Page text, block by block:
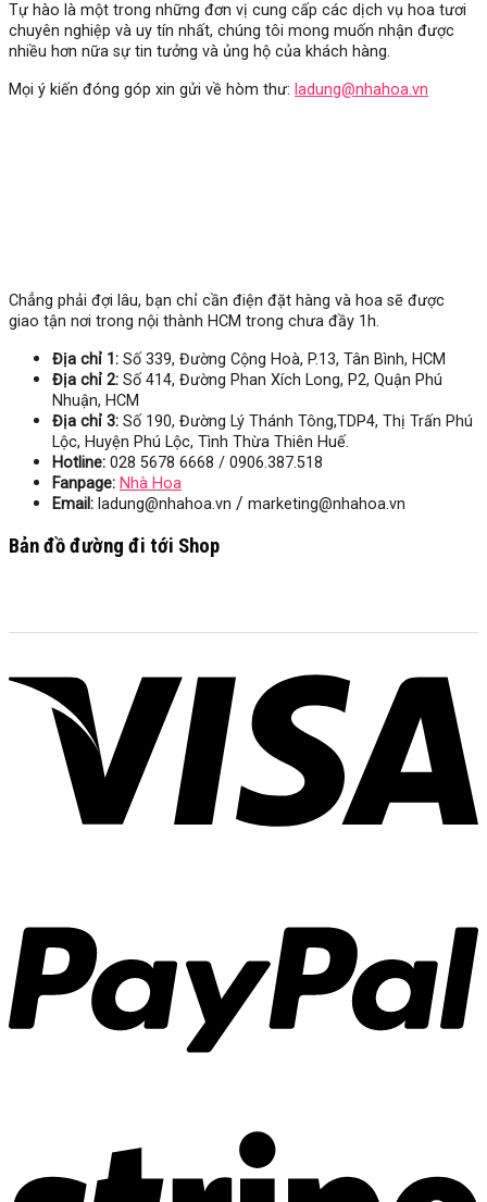
Tự hào là một trong những đơn vị cung cấp các dịch vụ hoa tươi
chuyên nghiệp và uy tín nhất, chúng tôi mong muốn nhận được
nhiều hơn nữa sự tin tưởng và ủng hộ của khách hàng.
Mọi ý kiến đóng góp xin gửi về hòm thư: ladung@nhahoa.vn
Chẳng phải đợi lâu, bạn chỉ cần điện đặt hàng và hoa sẽ được
giao tận nơi trong nội thành HCM trong chưa đầy 1h.
Địa chỉ 1: Số 339, Đường Cộng Hoà, P.13, Tân Bình, HCM
Địa chỉ 2: Số 414, Đường Phan Xích Long, P2, Quận Phú
Nhuận, HCM
Địa chỉ 3: Số 190, Đường Lý Thánh Tông,TDP4, Thị Trấn Phú
Lộc, Huyện Phú Lộc, Tình Thừa Thiên Huế.
Hotline: 028 5678 6668 / 0906.387.518
Fanpage: Nhà Hoa
Email: ladung@nhahoa.vn / marketing@nhahoa.vn
Bản đồ đường đi tới Shop